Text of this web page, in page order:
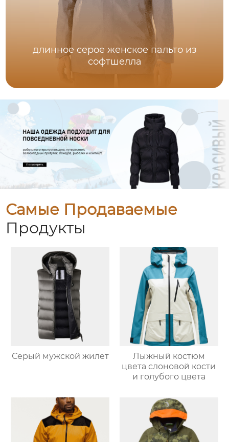
длинное серое женское пальто из
софтшелла
Самые Продаваемые
Продукты
Серый мужской жилет
Лыжный костюм
цвета слоновой кости
и голубого цвета